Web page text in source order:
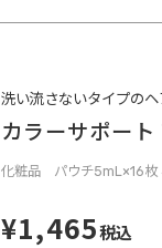
洗い流さないタイプの
カラーサポー
化粧品 パウチ5mL×16枚
¥1,465税込